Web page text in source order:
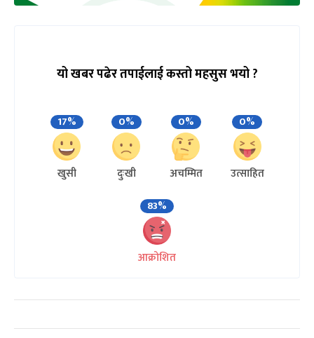
यो खबर पढेर तपाईलाई कस्तो महसुस भयो ?
17%
खुसी
0%
दुःखी
0%
अचम्मित
0%
उत्साहित
83%
आक्रोशित